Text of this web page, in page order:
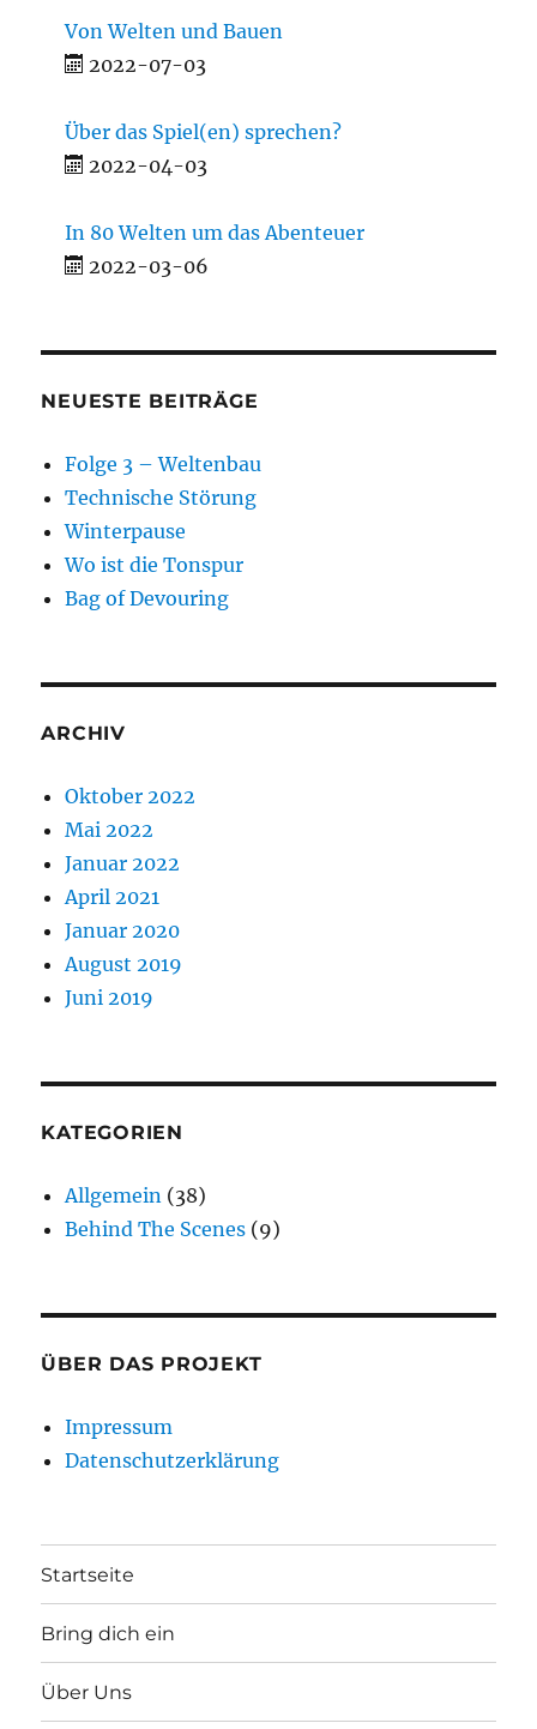
Von Welten und Bauen
2022-07-03
Über das Spiel(en) sprechen?
2022-04-03
In 80 Welten um das Abenteuer
2022-03-06
NEUESTE BEITRÄGE
Folge 3 – Weltenbau
Technische Störung
Winterpause
Wo ist die Tonspur
Bag of Devouring
ARCHIV
Oktober 2022
Mai 2022
Januar 2022
April 2021
Januar 2020
August 2019
Juni 2019
KATEGORIEN
Allgemein (38)
Behind The Scenes (9)
ÜBER DAS PROJEKT
Impressum
Datenschutzerklärung
Startseite
Bring dich ein
Über Uns